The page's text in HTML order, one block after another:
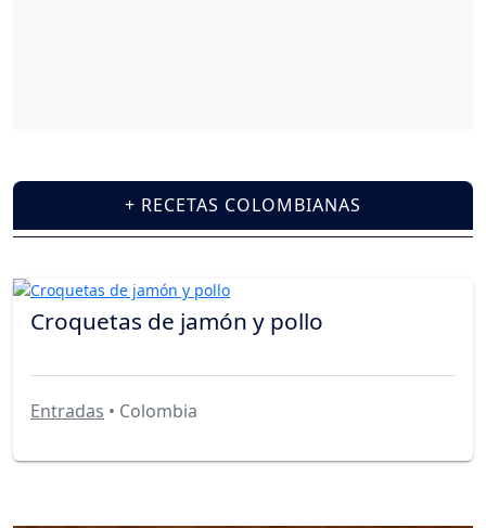
+ RECETAS COLOMBIANAS
Croquetas de jamón y pollo
Entradas • Colombia